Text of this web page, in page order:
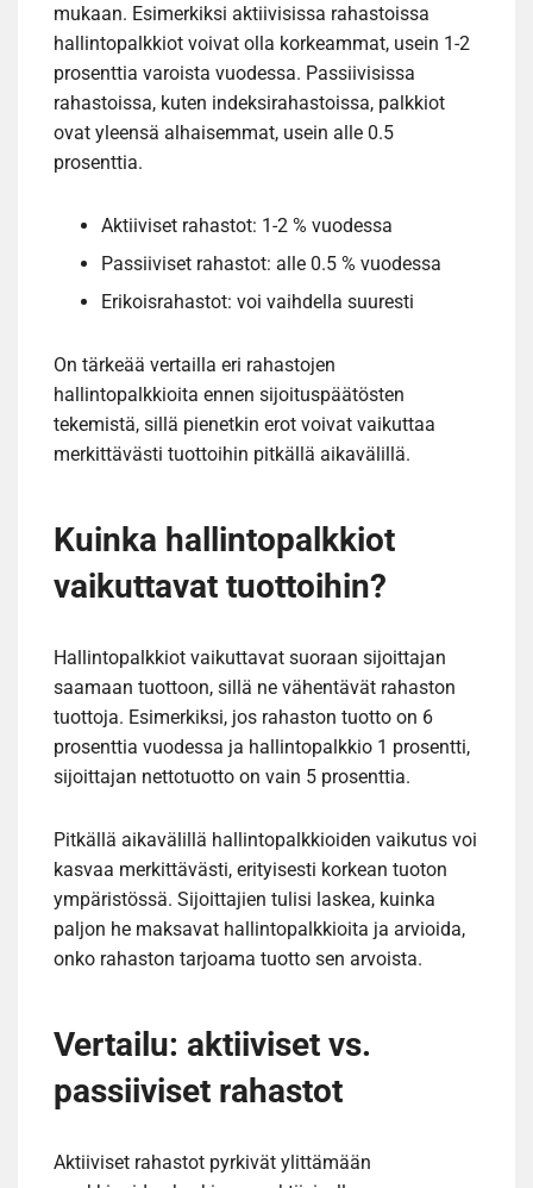
mukaan. Esimerkiksi aktiivisissa rahastoissa
hallintopalkkiot voivat olla korkeammat, usein 1-2
prosenttia varoista vuodessa. Passiivisissa
rahastoissa, kuten indeksirahastoissa, palkkiot
ovat yleensä alhaisemmat, usein alle 0.5
prosenttia.
Aktiiviset rahastot: 1-2 % vuodessa
Passiiviset rahastot: alle 0.5 % vuodessa
Erikoisrahastot: voi vaihdella suuresti
On tärkeää vertailla eri rahastojen
hallintopalkkioita ennen sijoituspäätösten
tekemistä, sillä pienetkin erot voivat vaikuttaa
merkittävästi tuottoihin pitkällä aikavälillä.
Kuinka hallintopalkkiot
vaikuttavat tuottoihin?
Hallintopalkkiot vaikuttavat suoraan sijoittajan
saamaan tuottoon, sillä ne vähentävät rahaston
tuottoja. Esimerkiksi, jos rahaston tuotto on 6
prosenttia vuodessa ja hallintopalkkio 1 prosentti,
sijoittajan nettotuotto on vain 5 prosenttia.
Pitkällä aikavälillä hallintopalkkioiden vaikutus voi
kasvaa merkittävästi, erityisesti korkean tuoton
ympäristössä. Sijoittajien tulisi laskea, kuinka
paljon he maksavat hallintopalkkioita ja arvioida,
onko rahaston tarjoama tuotto sen arvoista.
Vertailu: aktiiviset vs.
passiiviset rahastot
Aktiiviset rahastot pyrkivät ylittämään